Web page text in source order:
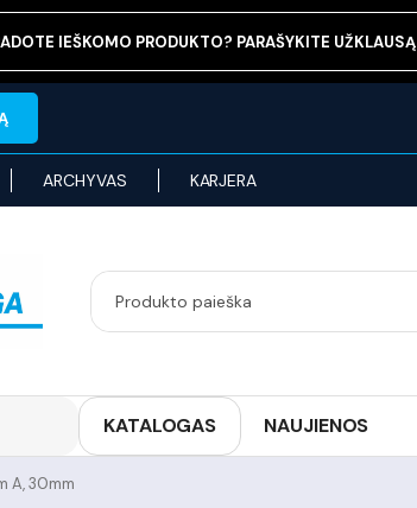
IEŠKOMO PRODUKTO? PARAŠYKITE UŽKLAUSĄ
ARCHYVAS KARJERA
KATALOGAS NAUJIENOS
A, 30mm